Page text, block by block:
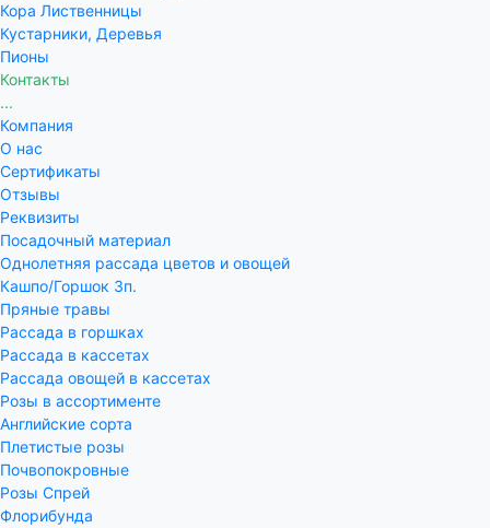
Кора Лиственницы
Кустарники, Деревья
Пионы
Контакты
...
Компания
О нас
Сертификаты
Отзывы
Реквизиты
Посадочный материал
Однолетняя рассада цветов и овощей
Кашпо/Горшок 3п.
Пряные травы
Рассада в горшках
Рассада в кассетах
Рассада овощей в кассетах
Розы в ассортименте
Английские сорта
Плетистые розы
Почвопокровные
Розы Спрей
Флорибунда